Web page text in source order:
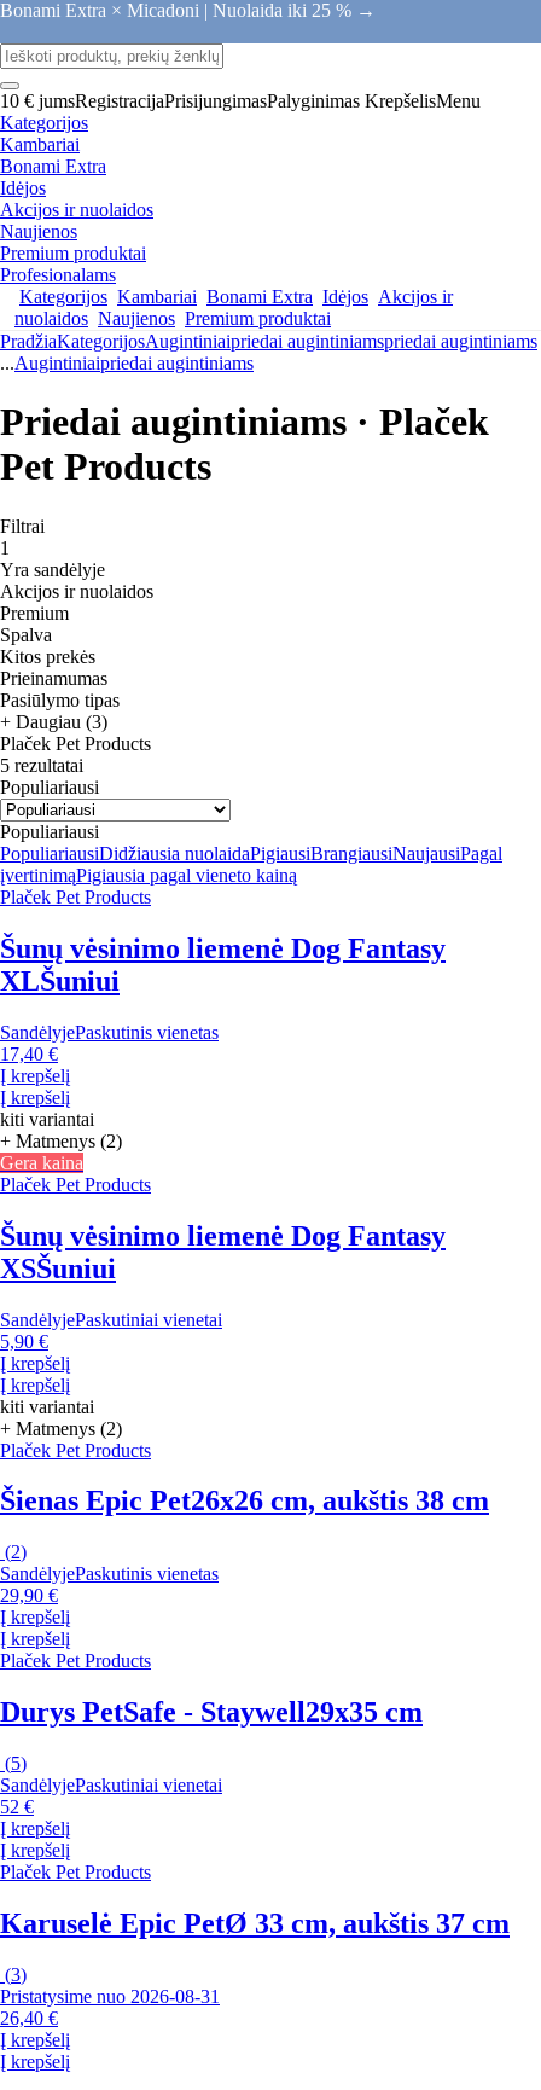
Bonami Extra × Micadoni | Nuolaida iki 25 % →
10 € jumsRegistracijaPrisijungimasPalyginimas KrepšelisMenu
Kategorijos
Kambariai
Bonami Extra
Idėjos
Akcijos ir nuolaidos
Naujienos
Premium produktai
Profesionalams
Kategorijos Kambariai Bonami Extra Idėjos Akcijos ir
nuolaidos Naujienos Premium produktai
PradžiaKategorijosAugintiniaipriedai augintiniamspriedai augintiniams
...Augintiniaipriedai augintiniams
Priedai augintiniams · Plaček
Pet Products
Filtrai
1
Yra sandėlyje
Akcijos ir nuolaidos
Premium
Spalva
Kitos prekės
Prieinamumas
Pasiūlymo tipas
+ Daugiau (3)
Plaček Pet Products
5 rezultatai
Populiariausi
Populiariausi
PopuliariausiDidžiausia nuolaidaPigiausiBrangiausiNaujausiPagal
įvertinimąPigiausia pagal vieneto kainą
Plaček Pet Products
Šunų vėsinimo liemenė Dog Fantasy
XLŠuniui
SandėlyjePaskutinis vienetas
17,40 €
Į krepšelį
Į krepšelį
kiti variantai
+ Matmenys (2)
Gera kaina
Plaček Pet Products
Šunų vėsinimo liemenė Dog Fantasy
XSŠuniui
SandėlyjePaskutiniai vienetai
5,90 €
Į krepšelį
Į krepšelį
kiti variantai
+ Matmenys (2)
Plaček Pet Products
Šienas Epic Pet26x26 cm, aukštis 38 cm
(2)
SandėlyjePaskutinis vienetas
29,90 €
Į krepšelį
Į krepšelį
Plaček Pet Products
Durys PetSafe - Staywell29x35 cm
(5)
SandėlyjePaskutiniai vienetai
52 €
Į krepšelį
Į krepšelį
Plaček Pet Products
Karuselė Epic PetØ 33 cm, aukštis 37 cm
(3)
Pristatysime nuo 2026‑08‑31
26,40 €
Į krepšelį
Į krepšelį